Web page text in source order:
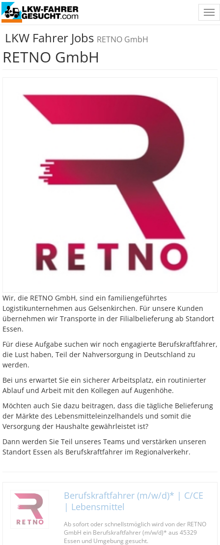
LKW Fahrer Jobs RETNO GmbH
RETNO GmbH
Wir, die RETNO GmbH, sind ein familiengeführtes
Logistikunternehmen aus Gelsenkirchen. Für unsere Kunden
übernehmen wir Transporte in der Filialbelieferung ab Standort
Essen.
Für diese Aufgabe suchen wir noch engagierte Berufskraftfahrer,
die Lust haben, Teil der Nahversorgung in Deutschland zu
werden.
Bei uns erwartet Sie ein sicherer Arbeitsplatz, ein routinierter
Ablauf und Arbeit mit den Kollegen auf Augenhöhe.
Möchten auch Sie dazu beitragen, dass die tägliche Belieferung
der Märkte des Lebensmitteleinzelhandels und somit die
Versorgung der Haushalte gewährleistet ist?
Dann werden Sie Teil unseres Teams und verstärken unseren
Standort Essen als Berufskraftfahrer im Regionalverkehr.
Berufskraftfahrer (m/w/d)* | C/CE
| Lebensmittel
Ab sofort oder schnellstmöglich wird von der RETNO
GmbH ein Berufskraftfahrer (m/w/d)* aus 45329
Essen und Umgebung gesucht.